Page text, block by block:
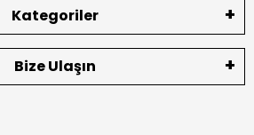
Kategoriler
Bize Ulaşın